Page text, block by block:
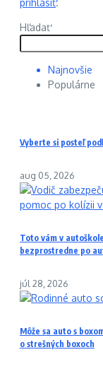
prihlásiť.
Hľadať
Najnovšie
Populárne
Vyberte si posteľ
aug 05, 2026
Toto vám v
bezprostredne po
júl 28, 2026
Môže sa auto s
o strešných boxoch